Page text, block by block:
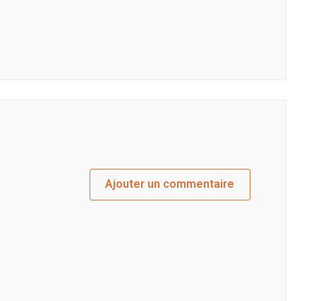
Ajouter un commentaire